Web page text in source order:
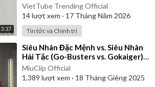
3:37
VietTube Trending Official
14lượt xem · 17 Tháng Năm 2026
Tin tức và Chính trị
⁣Siêu Nhân Đặc Mệnh vs. Siêu Nhân
Hải Tặc (Go-Busters vs. Gokaiger) |
Vietsub
MiuClip Official
1,389 lượt xem · 18 Tháng Giêng 2025